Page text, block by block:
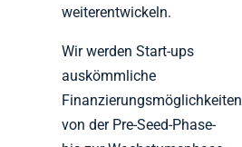
weiterentwickeln.
Wir werden Start-ups
auskömmliche
Finanzierungsmöglichkeiten
von der Pre-Seed-Phase-